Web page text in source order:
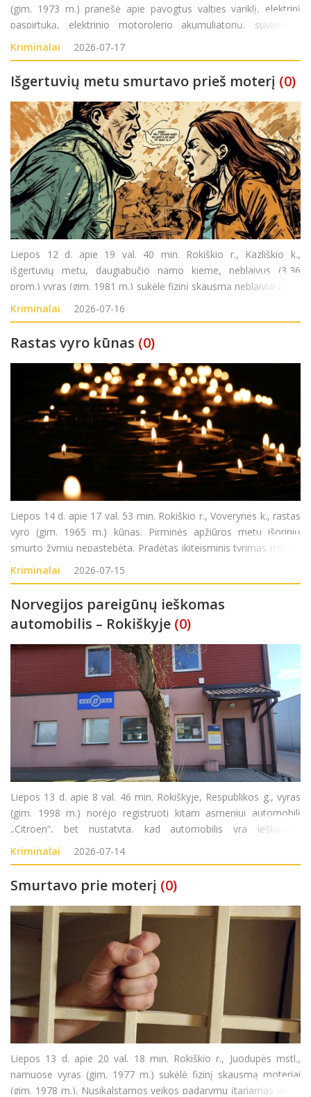
(gim. 1973 m.) pranešė apie pavogtus valties variklį, elektrinį
paspirtuką, elektrinio motorolerio akumuliatorių, suvirinimo
aparatą, orapūtę, kampinį šlifuoklį iš garažo. Turtinė žala
tikslinama. Pradėta
Kriminalai 2026-07-17
Išgertuvių metu smurtavo prieš moterį (0)
Liepos 12 d. apie 19 val. 40 min. Rokiškio r., Kazliškio k.,
išgertuvių metu, daugiabučio namo kieme, neblaivus (3,36
prom.) vyras (gim. 1981 m.) sukėlė fizinį skausmą neblaiviai (3,33
prom.) moteriai (gim. 1989 m.). Pradėtas ikiteisminis tyrimas
pagal LR BK 140 str.
Kriminalai 2026-07-16
Rastas vyro kūnas (0)
Liepos 14 d. apie 17 val. 53 min. Rokiškio r., Voverynės k., rastas
vyro (gim. 1965 m.) kūnas. Pirminės apžiūros metu išorinių
smurto žymių nepastebėta. Pradėtas ikiteisminis tyrimas mirties
priežasčiai nustatyti.
Kriminalai 2026-07-15
Norvegijos pareigūnų ieškomas
automobilis – Rokiškyje (0)
Liepos 13 d. apie 8 val. 46 min. Rokiškyje, Respublikos g., vyras
(gim. 1998 m.) norėjo registruoti kitam asmeniui automobilį
„Citroen“, bet nustatyta, kad automobilis yra ieškomas
Norvegijoje. Pradėtas ikiteisminis tyrimas pagal LR BK 189 str.
Kriminalai 2026-07-14
Smurtavo prie moterį (0)
Liepos 13 d. apie 20 val. 18 min. Rokiškio r., Juodupės mstl.,
namuose vyras (gim. 1977 m.) sukėlė fizinį skausmą moteriai
(gim. 1978 m.). Nusikalstamos veikos padarymu įtariamas vyras